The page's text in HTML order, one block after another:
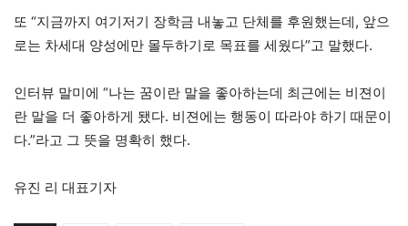
또 “지금까지 여기저기 장학금 내놓고 단체를 후원했는데, 앞으
로는 차세대 양성에만 몰두하기로 목표를 세웠다”고 말했다.
인터뷰 말미에 “나는 꿈이란 말을 좋아하는데 최근에는 비젼이
란 말을 더 좋아하게 됐다. 비젼에는 행동이 따라야 하기 때문이
다.”라고 그 뜻을 명확히 했다.
유진 리 대표기자